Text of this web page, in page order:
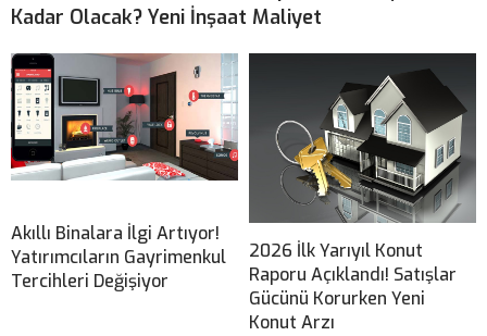
Kadar Olacak? Yeni İnşaat Maliyet
Akıllı Binalara İlgi Artıyor!
Yatırımcıların Gayrimenkul
Tercihleri Değişiyor
2026 İlk Yarıyıl Konut
Raporu Açıklandı! Satışlar
Gücünü Korurken Yeni
Konut Arzı